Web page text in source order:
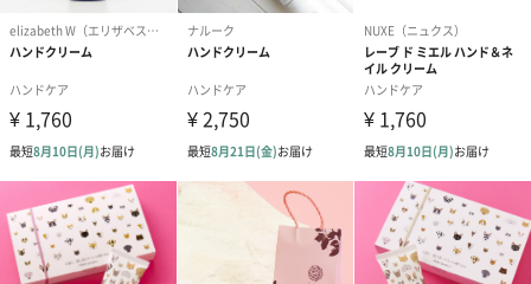
瓶のパッケージが可愛く、世界の多くのサロンで使用されている
キューティクルオイルで、ワンランク上の効果でケアができま
す。また４種の香りのブレンドをご用意。ギフトを贈る相手に合
わせた香りを選ぶことができるので特別感がUPします。
毎日のアルコール消毒で指先の乾燥が気になるこのご時世に、ぜ
ひ贈ってみてはいかがでしょうか。